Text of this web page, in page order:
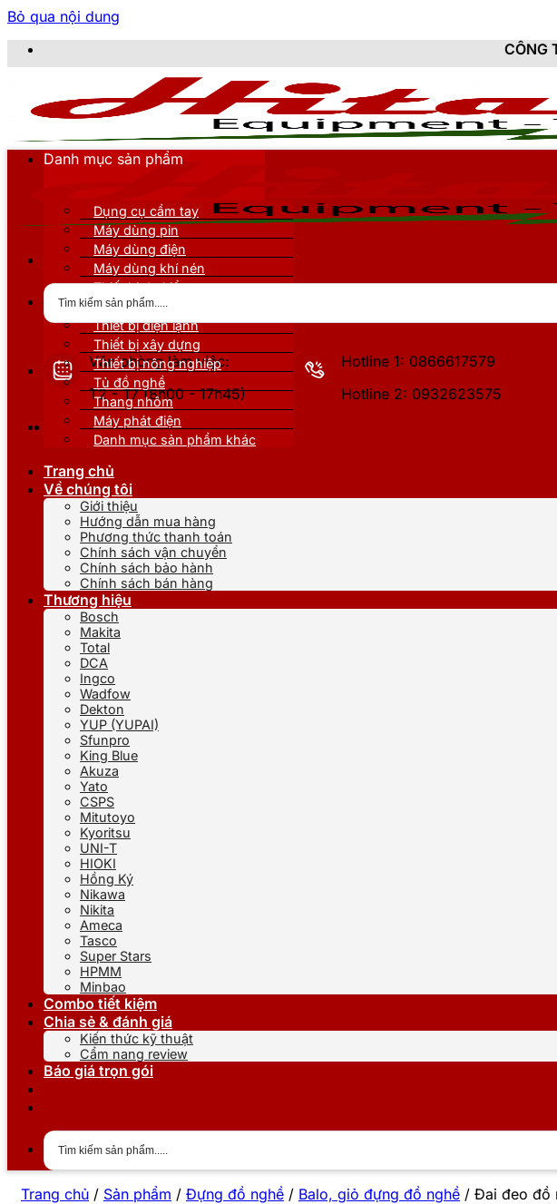
Bỏ qua nội dung
CÔNG TY TNHH
Văn phòng làm việc:
T2 - T7 (8h00 - 17h45)
Hotline 1: 0866617579
Hotline 2: 0932623575
Danh mục sản phẩm
Dụng cụ cầm tay
Máy dùng pin
Máy dùng điện
Máy dùng khí nén
Thiết bị đo kiểm
Thiết bị nâng đỡ
Thiết bị điện lạnh
Thiết bị xây dựng
Thiết bị nông nghiệp
Tủ đồ nghề
Thang nhôm
Máy phát điện
Danh mục sản phẩm khác
Trang chủ
Về chúng tôi
Giới thiệu
Hướng dẫn mua hàng
Phương thức thanh toán
Chính sách vận chuyển
Chính sách bảo hành
Chính sách bán hàng
Thương hiệu
Bosch
Makita
Total
DCA
Ingco
Wadfow
Dekton
YUP (YUPAI)
Sfunpro
King Blue
Akuza
Yato
CSPS
Mitutoyo
Kyoritsu
UNI-T
HIOKI
Hồng Ký
Nikawa
Nikita
Ameca
Tasco
Super Stars
HPMM
Minbao
Combo tiết kiệm
Chia sẻ & đánh giá
Kiến thức kỹ thuật
Cẩm nang review
Báo giá trọn gói
Trang chủ / Sản phẩm / Đựng đồ nghề / Balo, giỏ đựng đồ nghề / Đai đeo đồ